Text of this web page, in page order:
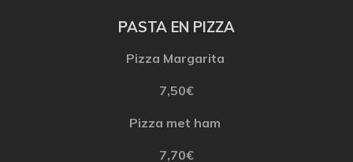
PASTA EN PIZZA
Pizza Margarita
7,50€
Pizza met ham
7,70€